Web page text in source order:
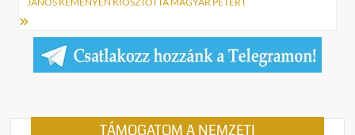
TÁMOGATOM A NEMZETI